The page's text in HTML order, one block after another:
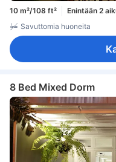
10 m²/108 ft² Enintään 2
Savuttomia huoneita
8 Bed Mixed Dorm